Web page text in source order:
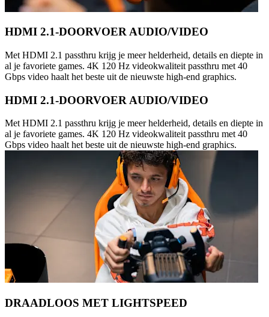
HDMI 2.1-DOORVOER AUDIO/VIDEO
Met HDMI 2.1 passthru krijg je meer helderheid, details en diepte in
al je favoriete games. 4K 120 Hz videokwaliteit passthru met 40
Gbps video haalt het beste uit de nieuwste high-end graphics.
HDMI 2.1-DOORVOER AUDIO/VIDEO
Met HDMI 2.1 passthru krijg je meer helderheid, details en diepte in
al je favoriete games. 4K 120 Hz videokwaliteit passthru met 40
Gbps video haalt het beste uit de nieuwste high-end graphics.
DRAADLOOS MET LIGHTSPEED